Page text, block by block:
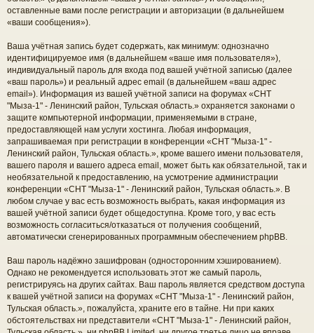
оставленные вами после регистрации и авторизации (в дальнейшем
«ваши сообщения»).
Ваша учётная запись будет содержать, как минимум: однозначно
идентифицируемое имя (в дальнейшем «ваше имя пользователя»),
индивидуальный пароль для входа под вашей учётной записью (далее
«ваш пароль») и реальный адрес email (в дальнейшем «ваш адрес
email»). Информация из вашей учётной записи на форумах «СНТ
"Мыза-1" - Ленинский район, Тульская область.» охраняется законами о
защите компьютерной информации, применяемыми в стране,
предоставляющей нам услуги хостинга. Любая информация,
запрашиваемая при регистрации в конференции «СНТ "Мыза-1" -
Ленинский район, Тульская область.», кроме вашего имени пользователя,
вашего пароля и вашего адреса email, может быть как обязательной, так и
необязательной к предоставлению, на усмотрение администрации
конференции «СНТ "Мыза-1" - Ленинский район, Тульская область.». В
любом случае у вас есть возможность выбрать, какая информация из
вашей учётной записи будет общедоступна. Кроме того, у вас есть
возможность согласиться/отказаться от получения сообщений,
автоматически сгенерированных программным обеспечением phpBB.
Ваш пароль надёжно зашифрован (односторонним хэшированием).
Однако не рекомендуется использовать этот же самый пароль,
регистрируясь на других сайтах. Ваш пароль является средством доступа
к вашей учётной записи на форумах «СНТ "Мыза-1" - Ленинский район,
Тульская область.», пожалуйста, храните его в тайне. Ни при каких
обстоятельствах ни представители «СНТ "Мыза-1" - Ленинский район,